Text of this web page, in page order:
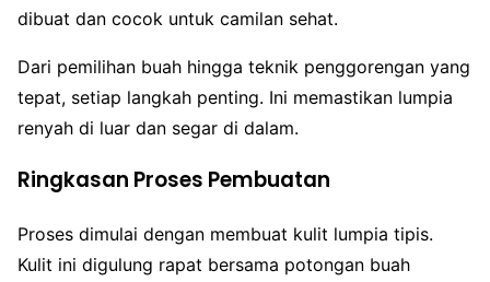
dibuat dan cocok untuk camilan sehat.
Dari pemilihan buah hingga teknik penggorengan yang
tepat, setiap langkah penting. Ini memastikan lumpia
renyah di luar dan segar di dalam.
Ringkasan Proses Pembuatan
Proses dimulai dengan membuat kulit lumpia tipis.
Kulit ini digulung rapat bersama potongan buah